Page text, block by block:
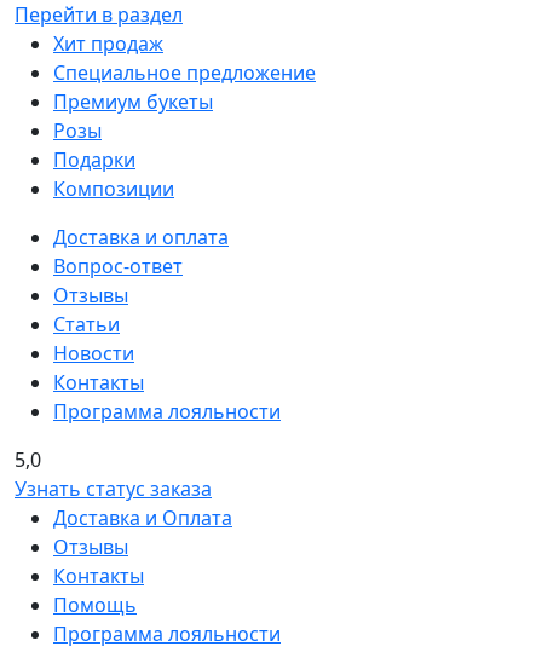
Перейти в раздел
Хит продаж
Специальное предложение
Премиум букеты
Розы
Подарки
Композиции
Доставка и оплата
Вопрос-ответ
Отзывы
Статьи
Новости
Контакты
Программа лояльности
5,0
Узнать статус заказа
Доставка и Оплата
Отзывы
Контакты
Помощь
Программа лояльности